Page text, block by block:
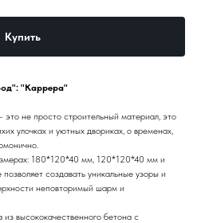
Купить
"Каррера"
не просто строительный материал, это
улочках и уютных двориках, о временах,
180*120*40 мм, 120*120*40 мм и
создавать уникальные узоры и
неповторимый шарм и
высококачественного бетона с